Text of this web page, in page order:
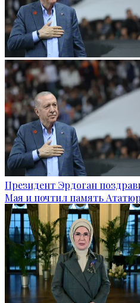
Президент Эрдоган
Мая и почтил память